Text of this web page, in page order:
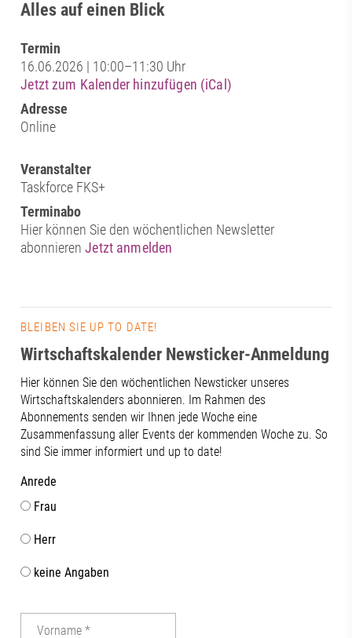
Alles auf einen Blick
Termin
16.06.2026 | 10:00–11:30 Uhr
Jetzt zum Kalender hinzufügen (iCal)
Adresse
Online
Veranstalter
Taskforce FKS+
Terminabo
Hier können Sie den wöchentlichen Newsletter
abonnierenJetzt anmelden
BLEIBEN SIE UP TO DATE!
Wirtschaftskalender Newsticker-Anmeldung
Hier können Sie den wöchentlichen Newsticker unseres
Wirtschaftskalenders abonnieren. Im Rahmen des
Abonnements senden wir Ihnen jede Woche eine
Zusammenfassung aller Events der kommenden Woche zu. So
sind Sie immer informiert und up to date!
Anrede
Frau
Herr
keine Angaben